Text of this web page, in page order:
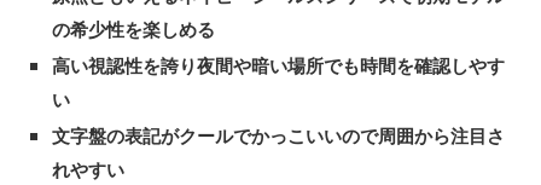
の希少性を楽しめる
高い視認性を誇り夜間や暗い場所でも時間を確認しやす
い
文字盤の表記がクールでかっこいいので周囲から注目さ
れやすい